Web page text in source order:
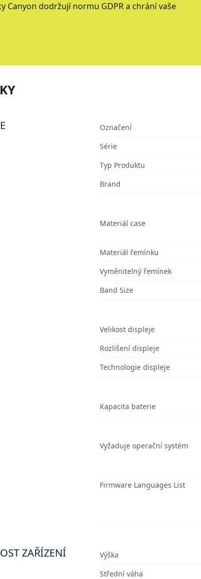
Canyon dodržují normu GDPR a chrání vaše
Označení
Série
Typ Produktu
Brand
Materiál case
Materiál řemínku
Vyměnitelný řemínek
Band Size
Velikost displeje
Rozlišení displeje
Technologie displeje
Kapacita baterie
Vyžaduje operační systém
Firmware Languages List
ZAŘÍZENÍ Výška
Střední váha